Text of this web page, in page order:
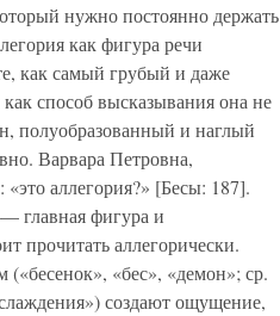
нужно постоянно держать
как фигура речи
как самый грубый и даже
способ высказывания она не
полуобразованный и наглый
Варвара Петровна,
аллегория?» [Бесы: 187].
главная фигура и
прочитать аллегорически.
«бес», «демон»; ср.
создают ощущение,